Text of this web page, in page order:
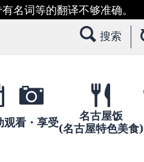
名词等的翻译不够准确。
搜索
观看・享受
名古屋饭
(名古屋特色美食)